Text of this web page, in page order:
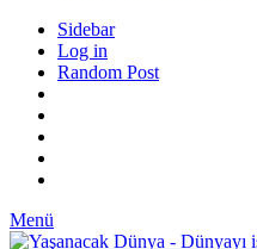
Sidebar
Log in
Random Post
Menü